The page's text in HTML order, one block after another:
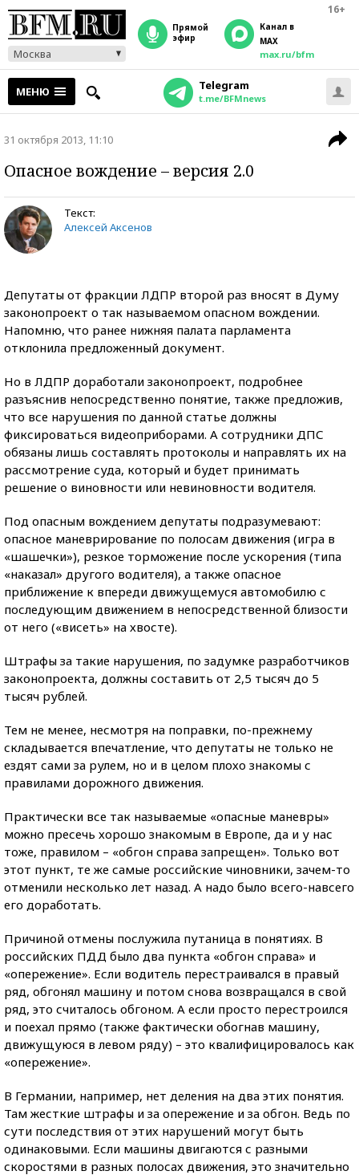
16+
Москва
прямой
эфир
Канал в
MAX
max.ru/bfm
МЕНЮ Telegram
t.me/BFMnews
31 октября 2013, 11:10
Опасное вождение – версия 2.0
Текст:
Алексей Аксенов
Депутаты от фракции ЛДПР второй раз вносят в Думу
законопроект о так называемом опасном вождении.
Напомню, что ранее нижняя палата парламента
отклонила предложенный документ.
Но в ЛДПР доработали законопроект, подробнее
разъяснив непосредственно понятие, также предложив,
что все нарушения по данной статье должны
фиксироваться видеоприборами. А сотрудники ДПС
обязаны лишь составлять протоколы и направлять их на
рассмотрение суда, который и будет принимать
решение о виновности или невиновности водителя.
Под опасным вождением депутаты подразумевают:
опасное маневрирование по полосам движения (игра в
«шашечки»), резкое торможение после ускорения (типа
«наказал» другого водителя), а также опасное
приближение к впереди движущемуся автомобилю с
последующим движением в непосредственной близости
от него («висеть» на хвосте).
Штрафы за такие нарушения, по задумке разработчиков
законопроекта, должны составить от 2,5 тысяч до 5
тысяч рублей.
Тем не менее, несмотря на поправки, по-прежнему
складывается впечатление, что депутаты не только не
ездят сами за рулем, но и в целом плохо знакомы с
правилами дорожного движения.
Практически все так называемые «опасные маневры»
можно пресечь хорошо знакомым в Европе, да и у нас
тоже, правилом – «обгон справа запрещен». Только вот
этот пункт, те же самые российские чиновники, зачем-то
отменили несколько лет назад. А надо было всего-навсего
его доработать.
Причиной отмены послужила путаница в понятиях. В
российских ПДД было два пункта «обгон справа» и
«опережение». Если водитель перестраивался в правый
ряд, обгонял машину и потом снова возвращался в свой
ряд, это считалось обгоном. А если просто перестроился
и поехал прямо (также фактически обогнав машину,
движущуюся в левом ряду) – это квалифицировалось как
«опережение».
В Германии, например, нет деления на два этих понятия.
Там жесткие штрафы и за опережение и за обгон. Ведь по
сути последствия от этих нарушений могут быть
одинаковыми. Если машины двигаются с разными
скоростями в разных полосах движения, это значительно